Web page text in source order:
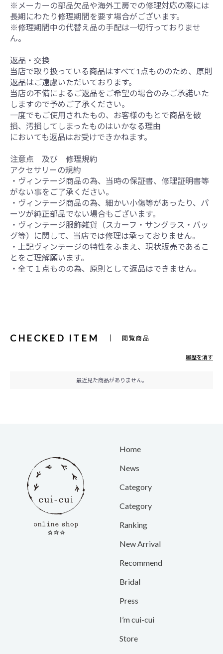
※メーカーの部品欠品や海外工房での修理対応の際には
長期にわたり修理期間を要す場合がございます。
※修理期間中の代替え品の手配は一切行っておりませ
ん。
返品・交換
当店で取り扱っている商品はすべて1点もののため、原則
返品はご遠慮いただいております。
当店の不備によるご返品をご希望の場合のみご承諾いた
しますので予めご了承ください。
一度でもご使用されたもの、お客様のもとで商品を破
損、汚損してしまったものはいかなる理由
においても返品はお受けできかねます。
注意点 及び 修理規約
アクセサリーの規約
・ヴィンテージ商品の為、当時の保証書、修理証明書等
がない事をご了承ください。
・ヴィンテージ商品の為、細かい小傷等があったり、パ
ーツが純正部品でない場合もございます。
・ヴィンテージ服飾雑貨（スカーフ・サングラス・バッ
グ等）に関して、当店では修理は承っておりません。
・上記ヴィンテージの特性をふまえ、現状販売であるこ
とをご理解願います。
・全て１点ものの為、原則として返品はできません。
CHECKED ITEM 閲覧商品
履歴を消す
最近見た商品がありません。
Home
News
Category
Category
Ranking
New Arrival
Recommend
Bridal
Press
I’m cui-cui
Store